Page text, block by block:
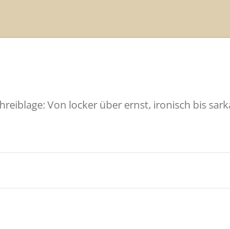
Von locker über ernst, ironisch bis